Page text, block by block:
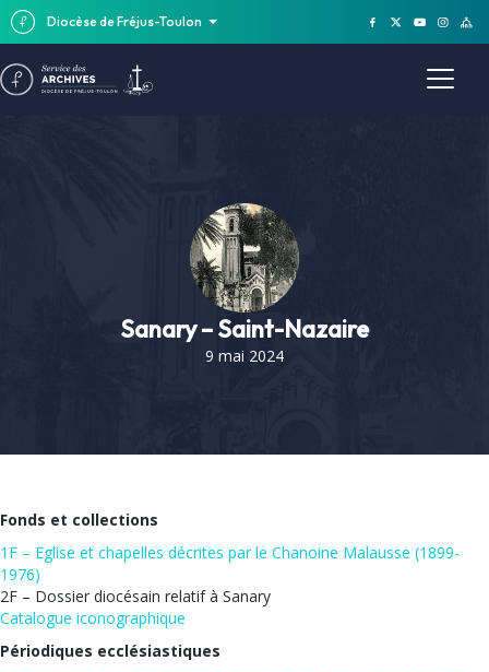
Diocèse de Fréjus-Toulon
Sanary – Saint-Nazaire
9 mai 2024
Fonds et collections
1F – Eglise et chapelles décrites par le Chanoine Malausse (1899-
1976)
2F – Dossier diocésain relatif à Sanary
Catalogue iconographique
Périodiques ecclésiastiques